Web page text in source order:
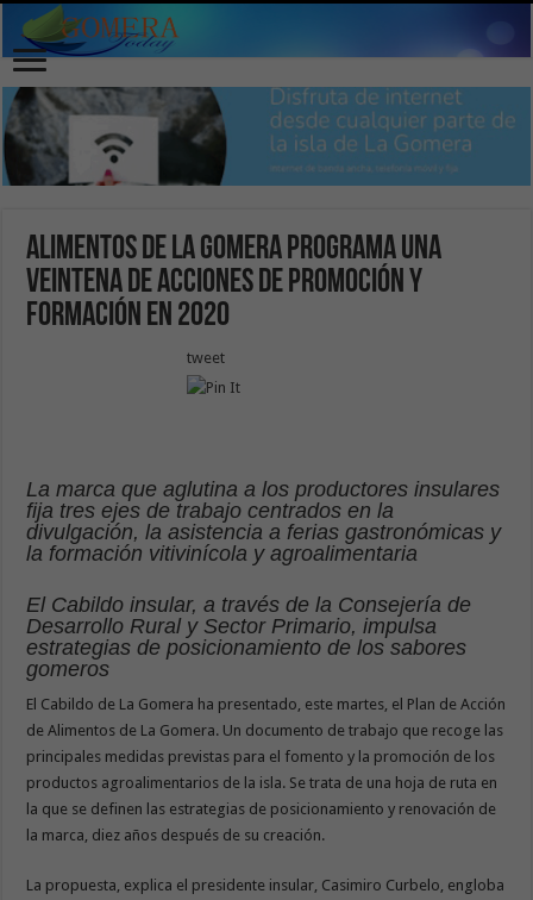
Alimentos de La Gomera programa una
veintena de acciones de promoción y
formación en 2020
tweet
La marca que aglutina a los productores insulares
fija tres ejes de trabajo centrados en la
divulgación, la asistencia a ferias gastronómicas y
la formación vitivinícola y agroalimentaria
El Cabildo insular, a través de la Consejería de
Desarrollo Rural y Sector Primario, impulsa
estrategias de posicionamiento de los sabores
gomeros
El Cabildo de La Gomera ha presentado, este martes, el Plan de Acción
de Alimentos de La Gomera. Un documento de trabajo que recoge las
principales medidas previstas para el fomento y la promoción de los
productos agroalimentarios de la isla. Se trata de una hoja de ruta en
la que se definen las estrategias de posicionamiento y renovación de
la marca, diez años después de su creación.
La propuesta, explica el presidente insular, Casimiro Curbelo, engloba